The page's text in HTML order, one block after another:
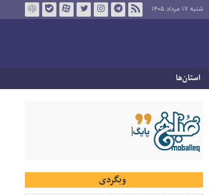
شنبه ۱۷ مرداد ۱۴۰۵
استان‌ها
وبگردی